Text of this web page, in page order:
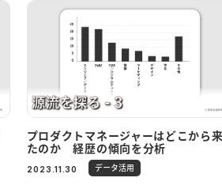
プロダクトマネージャーはどこから
たのか 経歴の傾向を分析
2023.11.30 データ活用